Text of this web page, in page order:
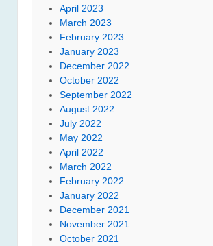
April 2023
March 2023
February 2023
January 2023
December 2022
October 2022
September 2022
August 2022
July 2022
May 2022
April 2022
March 2022
February 2022
January 2022
December 2021
November 2021
October 2021